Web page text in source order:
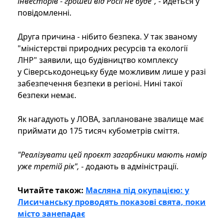
повідомленні.
Друга причина - нібито безпека. У так званому
"міністерстві природних ресурсів та екології
ЛНР" заявили, що будівництво комплексу
у Сіверськодонецьку буде можливим лише у разі
забезпечення безпеки в регіоні. Нині такої
безпеки немає.
Як нагадують у ЛОВА, заплановане звалище має
приймати до 175 тисяч кубометрів сміття.
"Реалізувати цей проєкт загарбники мають намір
уже третій рік", - додають в адміністрації.
Читайте також: Масляна під окупацією: у
Лисичанську проводять показові свята, поки
місто занепадає